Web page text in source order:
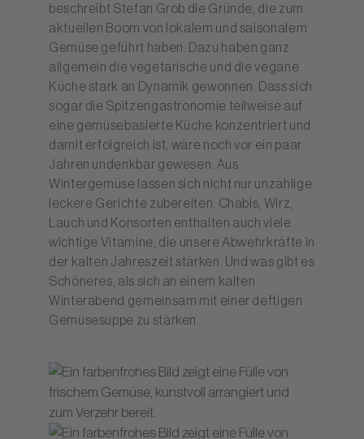
beschreibt Stefan Grob die Gründe, die zum
aktuellen Boom von lokalem und saisonalem
Gemüse geführt haben. Dazu haben ganz
allgemein die vegetarische und die vegane
Küche stark an Dynamik gewonnen. Dass sich
sogar die Spitzengastronomie teilweise auf
eine gemüsebasierte Küche konzentriert und
damit erfolgreich ist, wäre noch vor ein paar
Jahren undenkbar gewesen. Aus
Wintergemüse lassen sich nicht nur unzählige
leckere Gerichte zubereiten. Chabis, Wirz,
Lauch und Konsorten enthalten auch viele
wichtige Vitamine, die unsere Abwehrkräfte in
der kalten Jahreszeit stärken. Und was gibt es
Schöneres, als sich an einem kalten
Winterabend gemeinsam mit einer deftigen
Gemüsesuppe zu stärken.